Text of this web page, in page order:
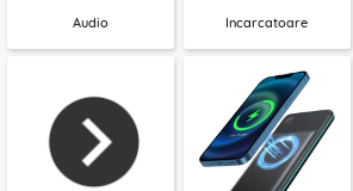
Audio Incarcatoare